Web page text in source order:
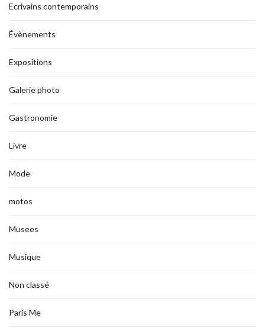
Ecrivains contemporains
Évènements
Expositions
Galerie photo
Gastronomie
Livre
Mode
motos
Musees
Musique
Non classé
Paris Me